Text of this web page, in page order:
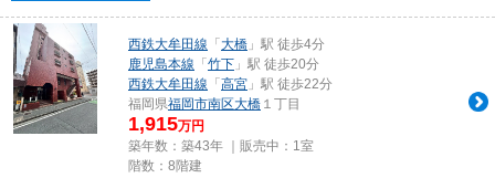
西鉄大牟田線 「 大橋 」駅 徒歩4分
鹿児島本線 「 竹下 」駅 徒歩20分
西鉄大牟田線 「 高宮 」駅 徒歩22分
福岡県福岡市南区大橋 １丁目
1,915万円
築年数：築43年 ｜販売中： 1室
階数：8階建